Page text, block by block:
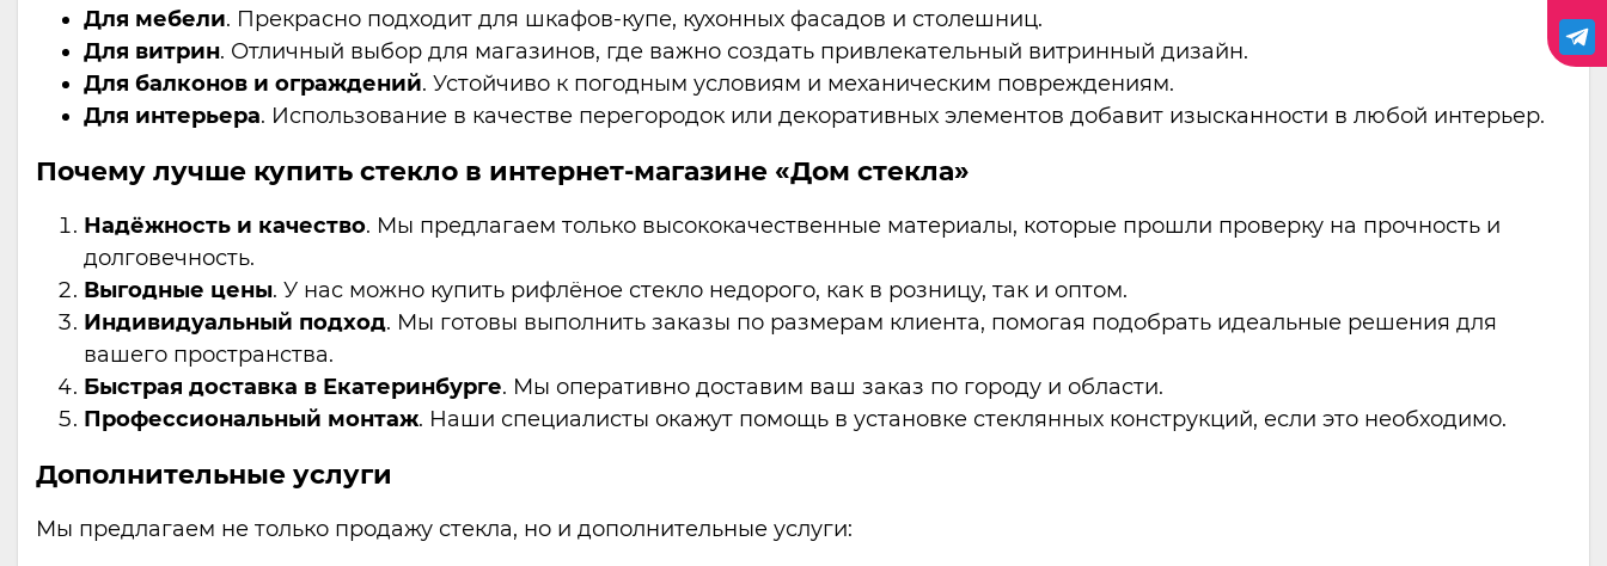
Для мебели. Прекрасно подходит для шкафов-купе, кухонных фасадов и столешниц.
Для витрин. Отличный выбор для магазинов, где важно создать привлекательный витринный дизайн.
Для балконов и ограждений. Устойчиво к погодным условиям и механическим повреждениям.
Для интерьера. Использование в качестве перегородок или декоративных элементов добавит изысканности в любой интерьер.
Почему лучше купить стекло в интернет-магазине «Дом стекла»
Надёжность и качество. Мы предлагаем только высококачественные материалы, которые прошли проверку на прочность и
долговечность.
Выгодные цены. У нас можно купить рифлёное стекло недорого, как в розницу, так и оптом.
Индивидуальный подход. Мы готовы выполнить заказы по размерам клиента, помогая подобрать идеальные решения для
вашего пространства.
Быстрая доставка в Екатеринбурге. Мы оперативно доставим ваш заказ по городу и области.
Профессиональный монтаж. Наши специалисты окажут помощь в установке стеклянных конструкций, если это необходимо.
Дополнительные услуги
Мы предлагаем не только продажу стекла, но и дополнительные услуги: